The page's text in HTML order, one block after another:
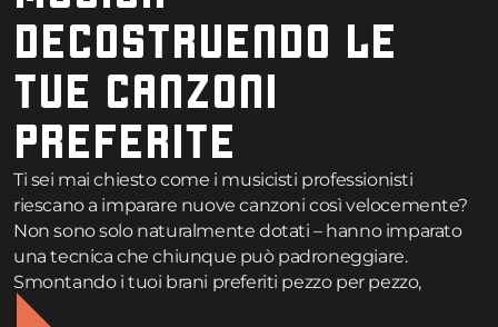
DECOSTRUENDO LE
TUE CANZONI
PREFERITE
Ti sei mai chiesto come i musicisti professionisti
riescano a imparare nuove canzoni così velocemente?
Non sono solo naturalmente dotati – hanno imparato
una tecnica che chiunque può padroneggiare.
Smontando i tuoi brani preferiti pezzo per pezzo,
allenerai l’orecchio, comprenderai la teoria musicale